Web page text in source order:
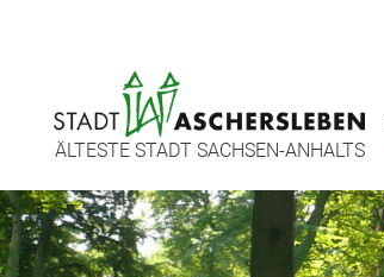
ÄLTESTE STADT SACHSEN-ANHALTS